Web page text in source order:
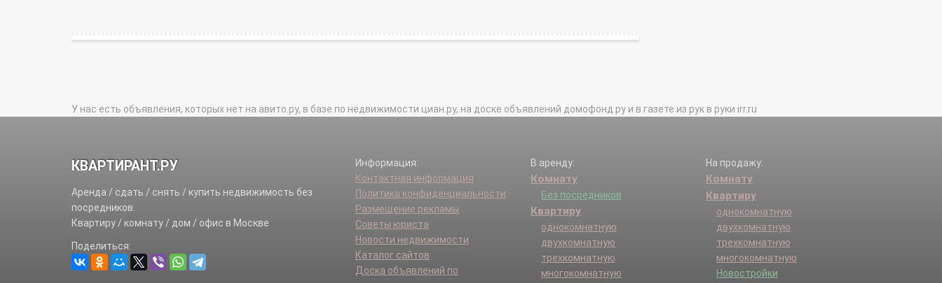
У нас есть объявления, которых нет на авито.ру, в базе по недвижимости циан.ру, на доске объявлений домофонд.ру и в газете из рук в руки irr.ru
КВАРТИРАНТ.РУ
Аренда / сдать / снять / купить недвижимость без
посредников.
Квартиру / комнату / дом / офис в Москве
Поделиться:
Информация:
Контактная информация
Политика конфиденциальности
Размещение рекламы
Советы юриста
Новости недвижимости
Каталог сайтов
Доска объявлений по
В аренду:
Комнату
Без посредников
Квартиру
однокомнатную
двухкомнатную
трехкомнатную
многокомнатную
На продажу:
Комнату
Квартиру
однокомнатную
двухкомнатную
трехкомнатную
многокомнатную
Новостройки